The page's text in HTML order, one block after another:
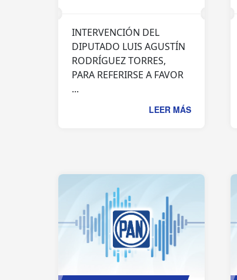
INTERVENCIÓN DEL
DIPUTADO LUIS AGUSTÍN
RODRÍGUEZ TORRES,
PARA REFERIRSE A FAVOR
...
LEER MÁS